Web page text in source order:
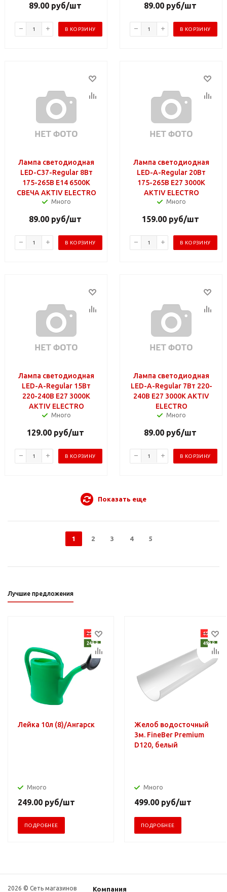
89.00 руб/шт
В КОРЗИНУ
89.00 руб/шт
В КОРЗИНУ
Лампа светодиодная
LED-C37-Regular 8Вт
175-265В Е14 6500К
СВЕЧА AKTIV ELECTRO
Много
89.00 руб/шт
В КОРЗИНУ
Лампа светодиодная
LED-A-Regular 20Вт
175-265В Е27 3000К
AKTIV ELECTRO
Много
159.00руб/шт
В КОРЗИНУ
Лампа светодиодная
LED-A-Regular 15Вт
220-240В Е27 3000К
AKTIV ELECTRO
Много
129.00руб/шт
В КОРЗИНУ
Лампа светодиодная
LED-A-Regular 7Вт 220-
240В Е27 3000К AKTIV
ELECTRO
Много
89.00 руб/шт
В КОРЗИНУ
Показать еще
1 2 3 4 5
Лучшие предложения
Лейка 10л (8)/Ангарск
Много
249.00 руб/шт
ПОДРОБНЕЕ
Желоб водосточный
3м. FineBer Premium
D120, белый
Много
499.00 руб/шт
ПОДРОБНЕЕ
2026 © Сеть магазинов Компания